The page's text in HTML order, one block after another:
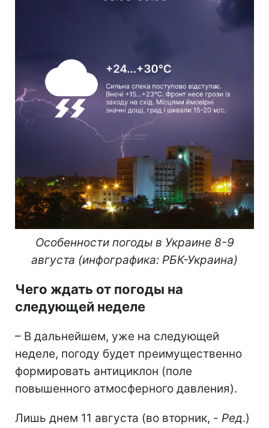
Особенности погоды в Украине 8-9
августа (инфографика: РБК-Украина)
Чего ждать от погоды на
следующей неделе
– В дальнейшем, уже на следующей
неделе, погоду будет преимущественно
формировать антициклон (поле
повышенного атмосферного давления).
Лишь днем 11 августа (во вторник, - Ред.)